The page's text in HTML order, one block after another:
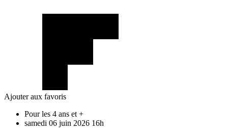
Ajouter aux favoris
Pour les 4 ans et +
samedi 06 juin 2026 16h